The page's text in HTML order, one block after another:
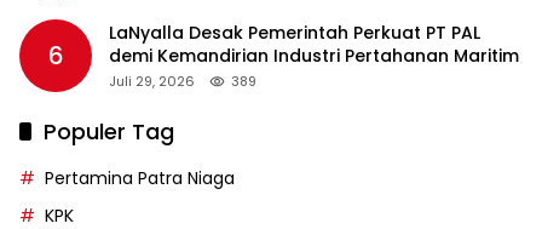
6
LaNyalla Desak Pemerintah Perkuat PT PAL
demi Kemandirian Industri Pertahanan Maritim
Juli 29, 2026 389
Populer Tag
Pertamina Patra Niaga
KPK